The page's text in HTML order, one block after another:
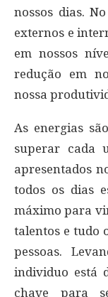
nossos dias.
externos e
em nossos
redução em
nossa
As energias
superar cada
apresentados
todos os dias
máximo para
talentos e tudo
pessoas.
individuo está
chave para